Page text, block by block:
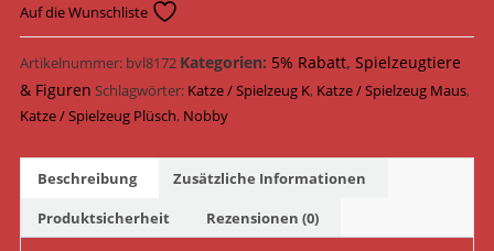
Katzenspielplatz
Plüsch
ø
19
cm
24
71961
Menge
Auf die Wunschliste
Artikelnummer: bvl8172 Kategorien: 5% Rabatt, Spielzeugtiere
& Figuren Schlagwörter: Katze / Spielzeug K, Katze / Spielzeug Maus,
Katze / Spielzeug Plüsch, Nobby
Beschreibung
Zusätzliche Informationen
Produktsicherheit
Rezensionen (0)